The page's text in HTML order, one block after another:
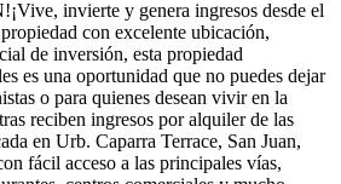
invierte y genera ingresos desde el
con excelente ubicación,
de inversión, esta propiedad
es una oportunidad que no puedes dejar
o para quienes desean vivir en la
reciben ingresos por alquiler de las
en Urb. Caparra Terrace, San Juan,
fácil acceso a las principales vías,